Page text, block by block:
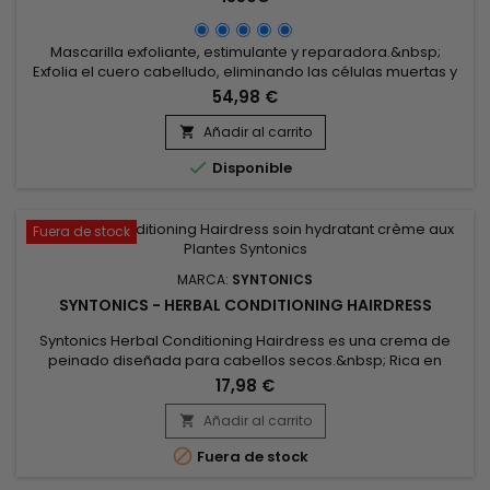
Mascarilla exfoliante, estimulante y reparadora.&nbsp;
Exfolia el cuero cabelludo, eliminando las células muertas y
la caspa, a la vez que elimina el exceso de sebo.&nbsp; El
Acondicionador Intensivo Syntonics Repair Therapy nutre y
reequilibra el cuero cabelludo, dejándolo fresco y calmado.
Activa el crecimiento del cabello, dejándolo hidratado,...
54,98 €
 Añadir al carrito
 Disponible
Fuera de stock
MARCA: SYNTONICS
SYNTONICS - HERBAL CONDITIONING HAIRDRESS
Syntonics Herbal Conditioning Hairdress es una crema de
peinado diseñada para cabellos secos.&nbsp; Rica en
aceite de árbol del té, calma el cuero cabelludo y reduce el
picor y la irritación.&nbsp; Formulado con manteca de karité
para hidratar, antioxidantes y aceite de zanahoria para
refrescar el cuero cabelludo, Syntonics Herbal Conditioning...
17,98 €
 Añadir al carrito
 Fuera de stock